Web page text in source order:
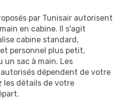
par Tunisair autorisent
en cabine. Il s'agit
cabine standard,
personnel plus petit,
un sac à main. Les
dépendent de votre
les détails de votre